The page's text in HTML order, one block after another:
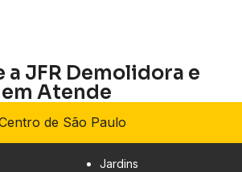
a JFR Demolidora e
Atende
de São Paulo
Jardins